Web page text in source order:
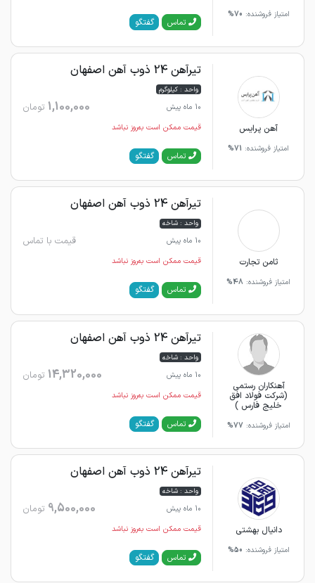
امتیاز فروشنده: 70%
تماس گفتگو
آهن پرایس
امتیاز فروشنده: 71%
تیرآهن 24 ذوب آهن اصفهان
واحد : کیلوگرم
10 ماه پیش
1,100,000 تومان
قیمت ممکن است به‌روز نباشد
تماس گفتگو
ثامن تجارت
امتیاز فروشنده: 48%
تیرآهن 24 ذوب آهن اصفهان
واحد : شاخه
10 ماه پیش
قیمت با تماس
قیمت ممکن است به‌روز نباشد
تماس گفتگو
آهنکاران رستمی
(شركت فولاد افق
خليج فارس )
امتیاز فروشنده: 77%
تیرآهن 24 ذوب آهن اصفهان
واحد : شاخه
10 ماه پیش
14,320,000 تومان
قیمت ممکن است به‌روز نباشد
تماس گفتگو
دانیال بهشتی
امتیاز فروشنده: 50%
تیرآهن 24 ذوب آهن اصفهان
واحد : شاخه
10 ماه پیش
9,500,000 تومان
قیمت ممکن است به‌روز نباشد
تماس گفتگو